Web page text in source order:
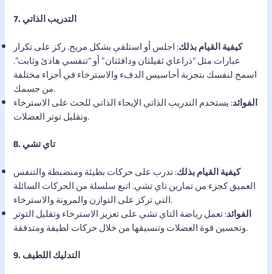
7. التدريب الذاتي
كيفية القيام بذلك: اجلس أو استلقي بشكل مريح. ركز على تكرار
عبارات مثل “ذراعاي ثقيلتان ودافئتان” أو “تنفسي هادئ وثابت”.
اسمح لنفسك بتجربة أحاسيس الدفء والاسترخاء في أجزاء مختلفة
من جسمك.
الفوائد: يستخدم التدريب الذاتي الإيحاء الذاتي للحث على الاسترخاء
وتقليل توتر العضلات.
8. تاي تشي
كيفية القيام بذلك: تدرب على حركات بطيئة ومنضبطة والتنفس
العميق كجزء من تمارين تاي تشي. اتبع سلسلة من الحركات السائلة
التي تركز على التوازن والمرونة والاسترخاء.
الفوائد: تعمل رياضة التاي تشي على تعزيز الاسترخاء وتقليل التوتر
وتحسين قوة العضلات وتنسيقها من خلال حركات لطيفة ومتدفقة.
9. التدليك اللطيف